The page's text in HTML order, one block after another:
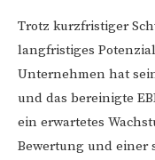
Trotz kurzfristiger
langfristiges
Unternehmen hat
und das bereinigte
ein erwartetes
Bewertung und einer